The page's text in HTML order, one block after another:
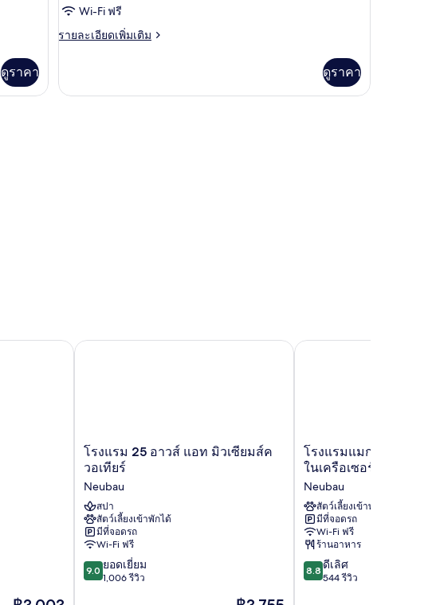
ดูราคา
Wi-Fi ฟรี
รายละเอียดเพิ่มเติม
ราย
เกี่ยว
ดูราคา
โรงแรม
25
ส์
แอท
มิวเซียม
ส์ค
วอ
เทียร์
Neubau
โรงแรม 25 อาวส์ แอท มิวเซียมส์ค
วอเทียร์
Neubau
สปา
สัตว์เลี้ยงเข้าพักได้
มีที่จอดรถ
Wi-Fi ฟรี
9.0
จาก
9.0 ยอดเยี่ยม
1,006 รีวิว
โรงแรม 25 อาวส์ แอท มิวเซียมส์ควอเทียร์
โรง
แรม
ซ์
บรา
วน์
เซ
เว่นดิส
ทริค
ใน
โรงแรมแมกซ์บราวน์
ในเครือเซอร์เคิล คอล
Neubau
สัตว์เลี้ยงเข้าพักได้
มีที่จอดรถ
Wi-Fi ฟรี
ร้านอาหาร
8.8
จาก
8.8 ดีเลิศ
544 รีวิว
โรงแรมแมกซ์บราวน์ เ